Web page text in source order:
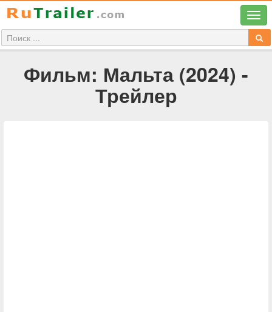
Фильм: Мальта (2024) -
Трейлер